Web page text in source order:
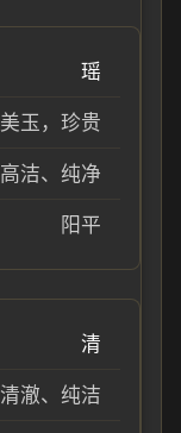
瑶
美玉，珍贵
高洁、纯净
阳平
清
清澈、纯洁